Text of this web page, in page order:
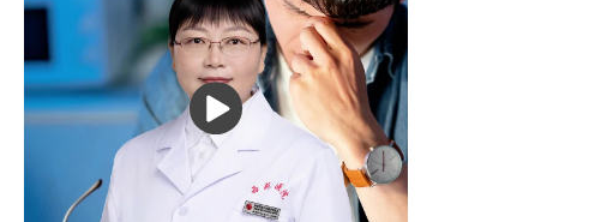
播
放